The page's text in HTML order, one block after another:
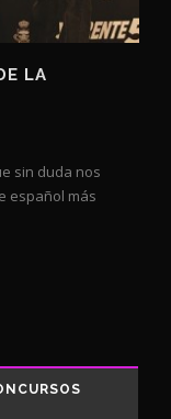
LA
sin duda nos
español más